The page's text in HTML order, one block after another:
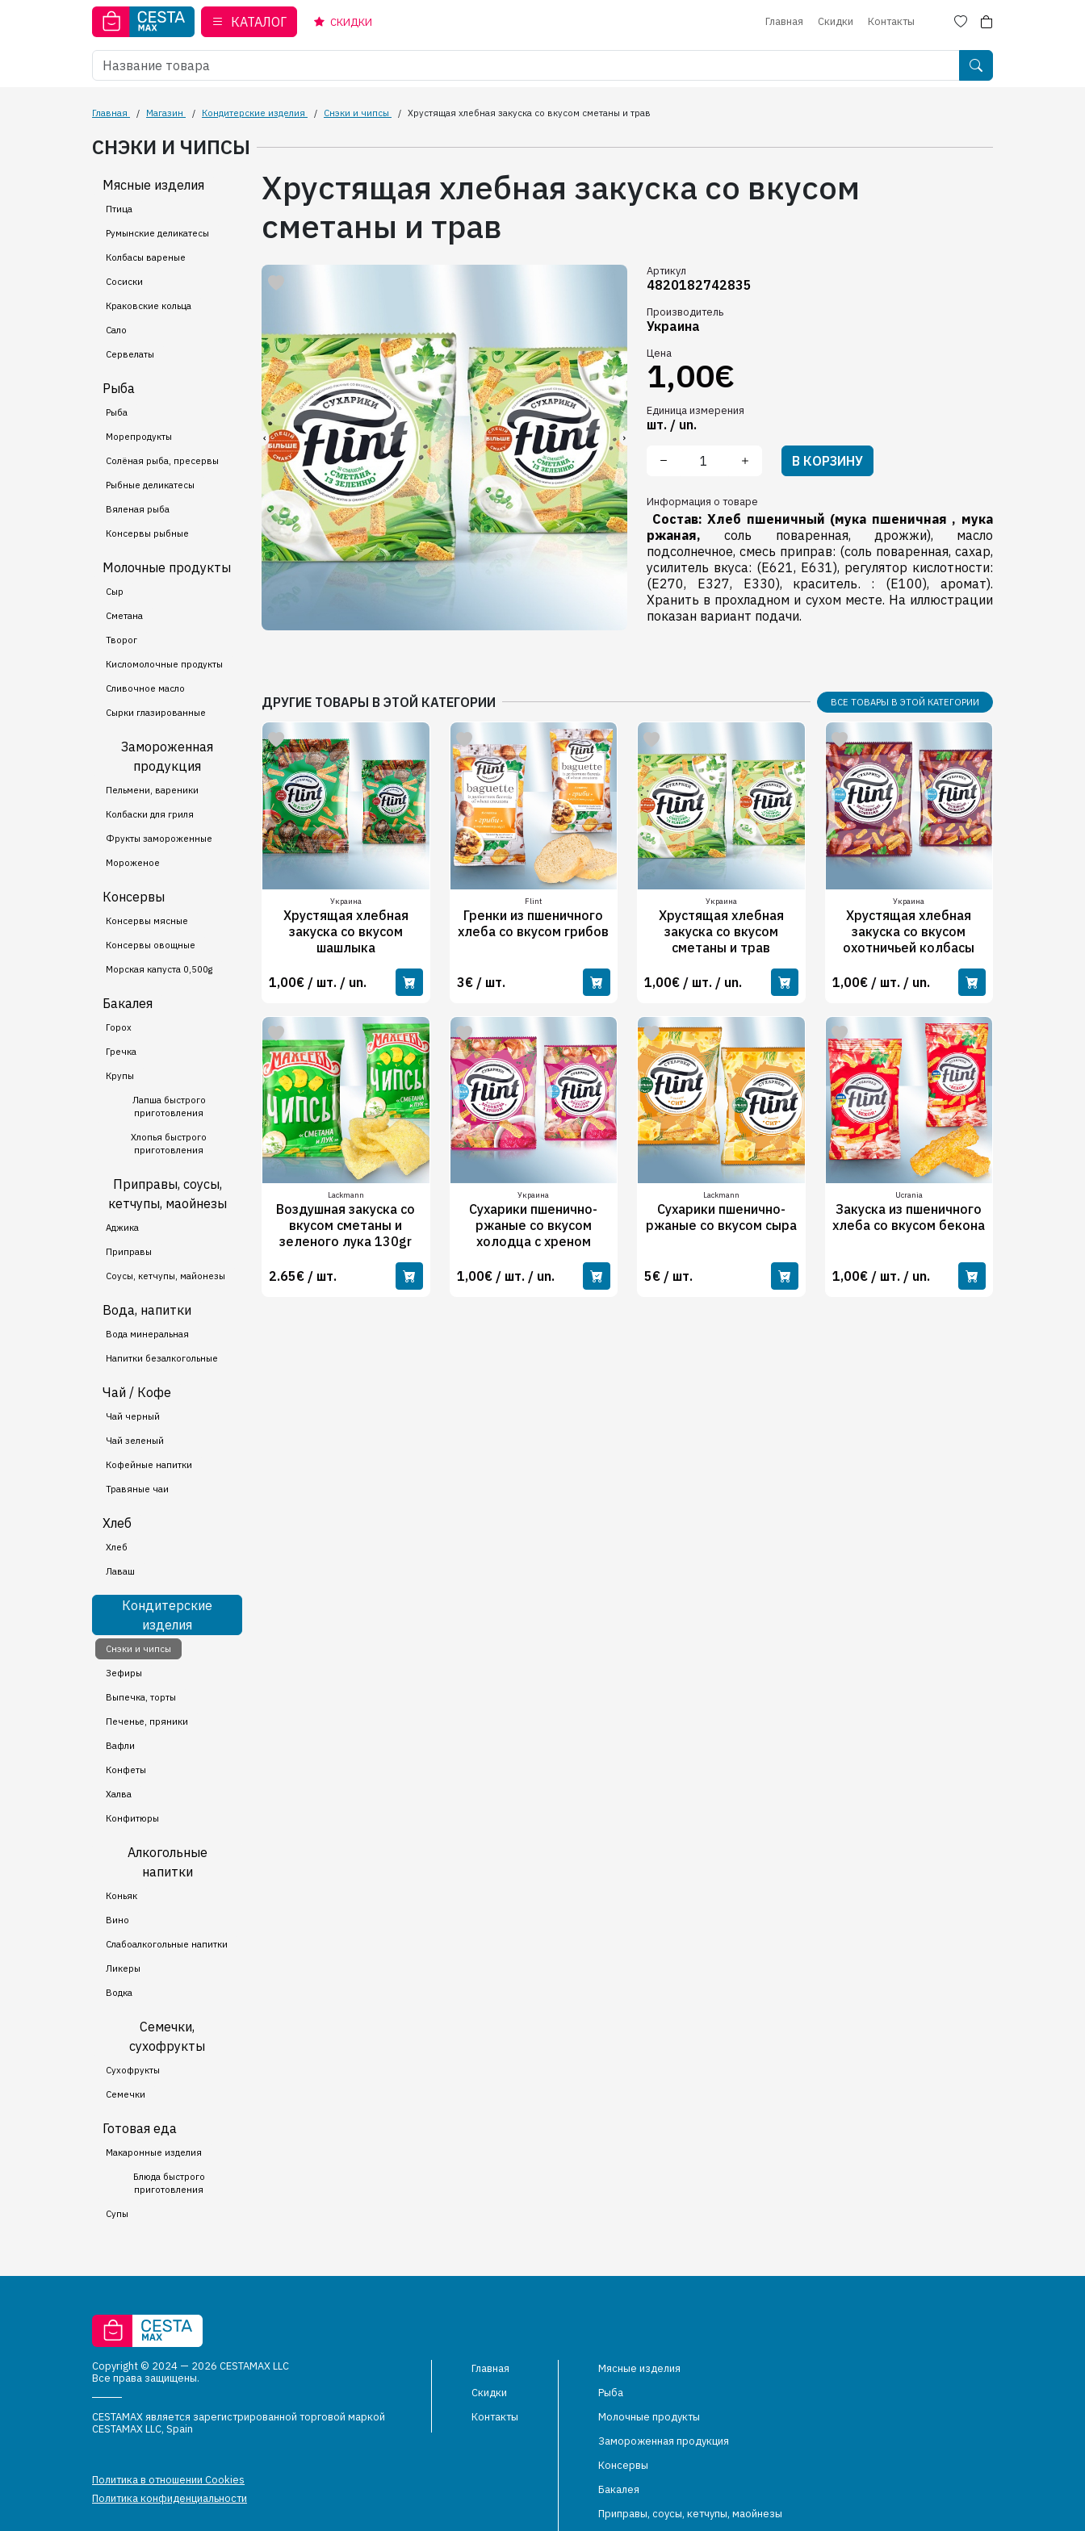
КАТАЛОГ СКИДКИ Главная Скидки Контакты
Главная / Магазин / Кондитерские изделия / Снэки и чипсы / Хрустящая хлебная закуска со вкусом сметаны и трав
СНЭКИ И ЧИПСЫ
Мясные изделия
Птица
Румынские деликатесы
Колбасы вареные
Сосиски
Краковские кольца
Сало
Сервелаты
Рыба
Рыба
Морепродукты
Солёная рыба, пресервы
Рыбные деликатесы
Вяленая рыба
Консервы рыбные
Молочные продукты
Сыр
Сметана
Творог
Кисломолочные продукты
Сливочное масло
Сырки глазированные
Замороженная
продукция
Пельмени, вареники
Колбаски для гриля
Фрукты замороженные
Мороженое
Консервы
Консервы мясные
Консервы овощные
Морская капуста 0,500g
Бакалея
Горох
Гречка
Крупы
Лапша быстрого
приготовления
Хлопья быстрого
приготовления
Приправы, соусы,
кетчупы, маойнезы
Аджика
Приправы
Соусы, кетчупы, майонезы
Вода, напитки
Вода минеральная
Напитки безалкогольные
Чай / Кофе
Чай черный
Чай зеленый
Кофейные напитки
Травяные чаи
Хлеб
Хлеб
Лаваш
Кондитерские
изделия
Снэки и чипсы
Зефиры
Выпечка, торты
Печенье, пряники
Вафли
Конфеты
Халва
Конфитюры
Алкогольные
напитки
Коньяк
Вино
Слабоалкогольные напитки
Ликеры
Водка
Семечки,
сухофрукты
Сухофрукты
Семечки
Готовая еда
Макаронные изделия
Блюда быстрого
приготовления
Супы
Хрустящая хлебная закуска со вкусом
сметаны и трав
Артикул
4820182742835
Производитель
Украина
Цена
1,00€
Единица измерения
шт. / un.
В КОРЗИНУ
Информация о товаре
Состав:Хлеб пшеничный (мука пшеничная , мука
ржаная, соль поваренная, дрожжи), масло
подсолнечное, смесь приправ: (соль поваренная, сахар,
усилитель вкуса: (Е621, Е631), регулятор кислотности:
(Е270, Е327, Е330), краситель. : (Е100), аромат).
Хранить в прохладном и сухом месте. На иллюстрации
показан вариант подачи.
ДРУГИЕ ТОВАРЫ В ЭТОЙ КАТЕГОРИИ ВСЕ ТОВАРЫ В ЭТОЙ КАТЕГОРИИ
Украина
Хрустящая хлебная
закуска со вкусом
шашлыка
1,00€ / шт. / un.
Flint
Гренки из пшеничного
хлеба со вкусом грибов
3€ / шт.
Украина
Хрустящая хлебная
закуска со вкусом
сметаны и трав
1,00€ / шт. / un.
Украина
Хрустящая хлебная
закуска со вкусом
охотничьей колбасы
1,00€ / шт. / un.
Lackmann
Воздушная закуска со
вкусом сметаны и
зеленого лука 130gr
2.65€ / шт.
Украина
Сухарики пшенично-
ржаные со вкусом
холодца с хреном
1,00€ / шт. / un.
Lackmann
Сухарики пшенично-
ржаные со вкусом сыра
5€ / шт.
Ucrania
Закуска из пшеничного
хлеба со вкусом бекона
1,00€ / шт. / un.
Copyright © 2024 — 2026 CESTAMAX LLC
Все права защищены.
CESTAMAX является зарегистрированной торговой маркой
CESTAMAX LLC, Spain
Политика в отношении Cookies
Политика конфиденциальности
Главная
Скидки
Контакты
Мясные изделия
Рыба
Молочные продукты
Замороженная продукция
Консервы
Бакалея
Приправы, соусы, кетчупы, маойнезы